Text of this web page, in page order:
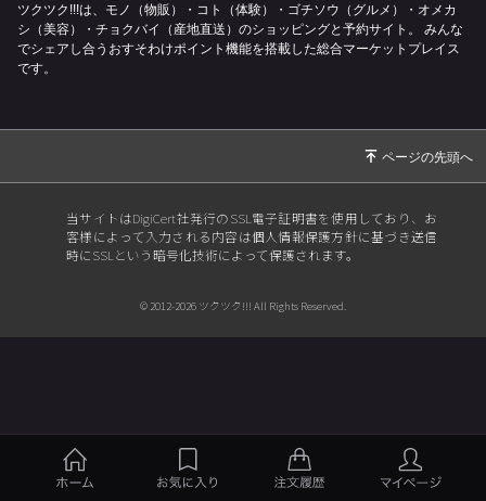
ツクツク!!!は、モノ（物販）・コト（体験）・ゴチソウ（グルメ）・オメカ
シ（美容）・チョクバイ（産地直送）のショッピングと予約サイト。
みんな
でシェアし合うおすそわけポイント機能を搭載した総合マーケットプレイス
です。
当サイトはDigiCert社発行のSSL電子証明書を使用しており、お
客様によって入力される内容は個人情報保護方針に基づき送信
時にSSLという暗号化技術によって保護されます。
© 2012-2026 ツクツク!!! All Rights Reserved.